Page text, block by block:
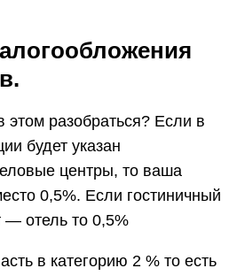
разобраться? Если в
будет указан
центры, то ваша
0,5%. Если гостиничный
— отель то 0,5%
в категорию 2 % то есть